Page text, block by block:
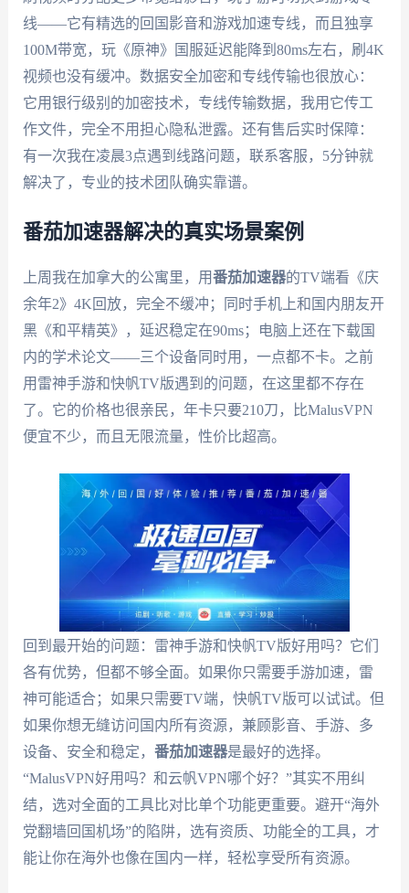
线——它有精选的回国影音和游戏加速专线，而且独享
100M带宽，玩《原神》国服延迟能降到80ms左右，刷4K
视频也没有缓冲。数据安全加密和专线传输也很放心：
它用银行级别的加密技术，专线传输数据，我用它传工
作文件，完全不用担心隐私泄露。还有售后实时保障：
有一次我在凌晨3点遇到线路问题，联系客服，5分钟就
解决了，专业的技术团队确实靠谱。
番茄加速器解决的真实场景案例
上周我在加拿大的公寓里，用番茄加速器的TV端看《庆
余年2》4K回放，完全不缓冲；同时手机上和国内朋友开
黑《和平精英》，延迟稳定在90ms；电脑上还在下载国
内的学术论文——三个设备同时用，一点都不卡。之前
用雷神手游和快帆TV版遇到的问题，在这里都不存在
了。它的价格也很亲民，年卡只要210刀，比MalusVPN
便宜不少，而且无限流量，性价比超高。
回到最开始的问题：雷神手游和快帆TV版好用吗？它们
各有优势，但都不够全面。如果你只需要手游加速，雷
神可能适合；如果只需要TV端，快帆TV版可以试试。但
如果你想无缝访问国内所有资源，兼顾影音、手游、多
设备、安全和稳定， 番茄加速器是最好的选择。
“MalusVPN好用吗？和云帆VPN哪个好？”其实不用纠
结，选对全面的工具比对比单个功能更重要。避开“海外
党翻墙回国机场”的陷阱，选有资质、功能全的工具，才
能让你在海外也像在国内一样，轻松享受所有资源。